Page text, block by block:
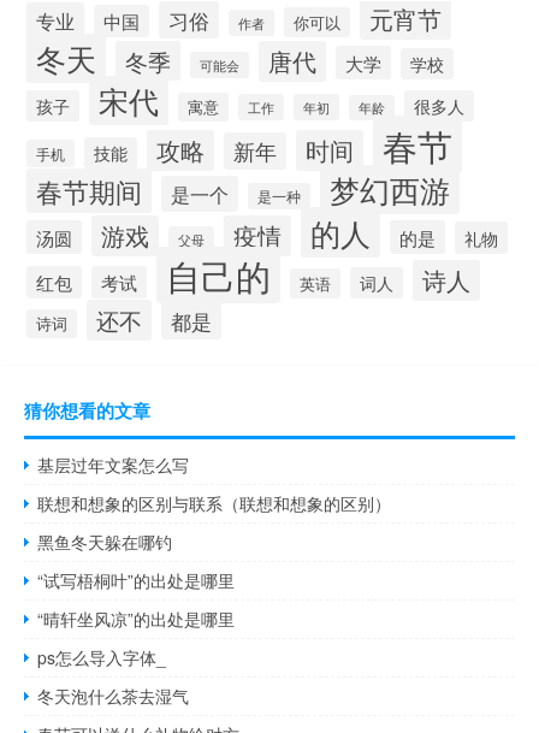
专业 中国 习俗 作者 你可以 元宵节
冬天 冬季 可能会 唐代 大学
学校
孩子
宋代 寓意 工作 年初 年龄 很多人
手机 技能 攻略 新年 时间 春节
春节期间 是一个 是一种 梦幻西游
汤圆 游戏 父母 疫情 的人 的是
礼物
红包
考试 自己的 英语 词人 诗人
诗词 还不 都是
猜你想看的文章
基层过年文案怎么写
联想和想象的区别与联系（联想和想象的区别）
黑鱼冬天躲在哪钓
“试写梧桐叶”的出处是哪里
“晴轩坐风凉”的出处是哪里
ps怎么导入字体_
冬天泡什么茶去湿气